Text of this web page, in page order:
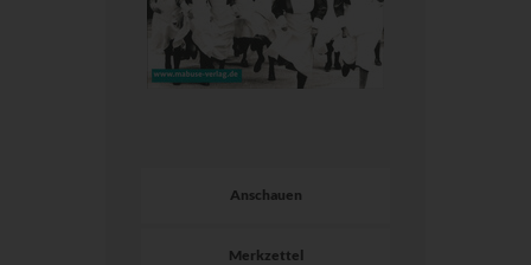
Anschauen
Merkzettel